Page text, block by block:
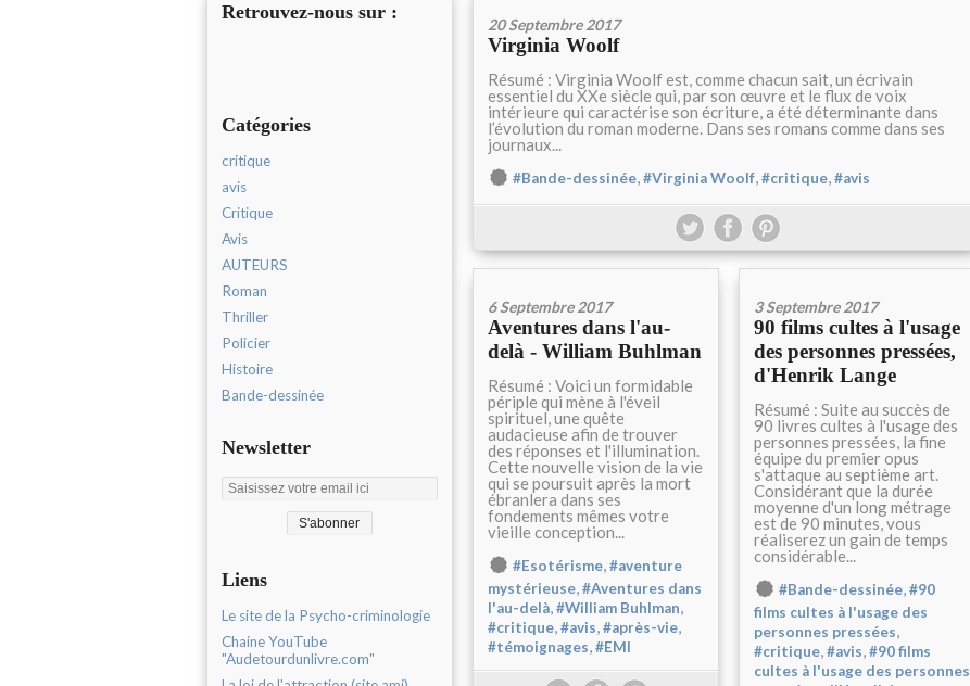
Retrouvez-nous sur :
Catégories
critique
avis
Critique
Avis
AUTEURS
Roman
Thriller
Policier
Histoire
Bande-dessinée
Newsletter
Liens
Le site de la Psycho-criminologie
Chaine YouTube
"Audetourdunlivre.com"
20 Septembre 2017
Virginia Woolf
Résumé : Virginia Woolf est, comme chacun sait, un écrivain
essentiel du XXe siècle qui, par son œuvre et le flux de voix
intérieure qui caractérise son écriture, a été déterminante dans
l’évolution du roman moderne. Dans ses romans comme dans ses
journaux...
#Bande-dessinée,#Virginia Woolf,#critique,#avis
6 Septembre 2017
Aventures dans l'au-
delà - William Buhlman
Résumé : Voici un formidable
périple qui mène à l'éveil
spirituel, une quête
audacieuse afin de trouver
des réponses et l'illumination.
Cette nouvelle vision de la vie
qui se poursuit après la mort
ébranlera dans ses
fondements mêmes votre
vieille conception...
#Esotérisme,#aventure
mystérieuse,#Aventures dans
l'au-delà,#William Buhlman,
#critique,#avis,#après-vie,
#témoignages,#EMI
3 Septembre 2017
90 films cultes à l'usage
des personnes pressées,
d'Henrik Lange
Résumé : Suite au succès de
90 livres cultes à l'usage des
personnes pressées, la fine
équipe du premier opus
s'attaque au septième art.
Considérant que la durée
moyenne d'un long métrage
est de 90 minutes, vous
réaliserez un gain de temps
considérable...
#Bande-dessinée,#90
films cultes à l'usage des
personnes pressées,
#critique,#avis,#90 films
cultes à l'usage des personnes